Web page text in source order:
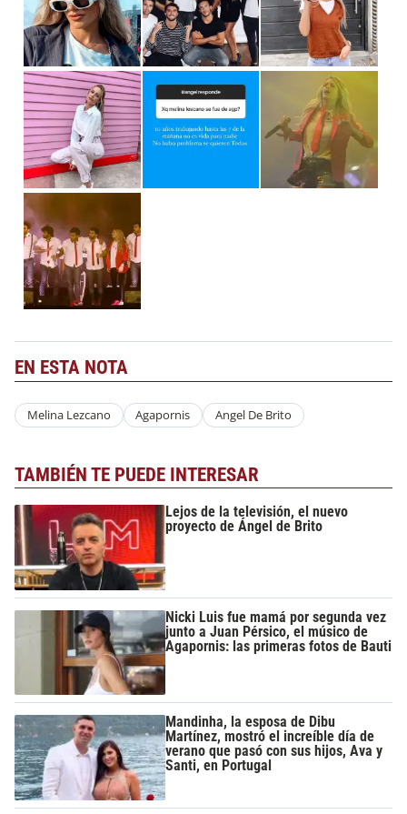
EN ESTA NOTA
Melina Lezcano Agapornis Angel De Brito
TAMBIÉN TE PUEDE INTERESAR
Lejos de la televisión, el nuevo
proyecto de Ángel de Brito
Nicki Luis fue mamá por segunda vez
junto a Juan Pérsico, el músico de
Agapornis: las primeras fotos de Bauti
Mandinha, la esposa de Dibu
Martínez, mostró el increíble día de
verano que pasó con sus hijos, Ava y
Santi, en Portugal